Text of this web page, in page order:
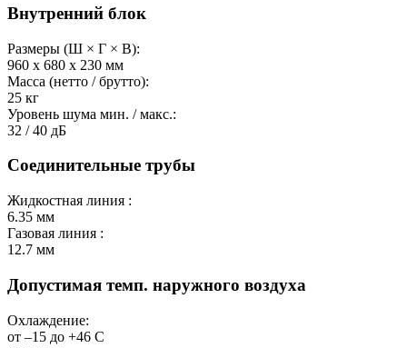
Внутренний блок
Размеры (Ш × Г × В):
960 х 680 х 230 мм
Масса (нетто / брутто):
25 кг
Уровень шума мин. / макс.:
32 / 40 дБ
Соединительные трубы
Жидкостная линия :
6.35 мм
Газовая линия :
12.7 мм
Допустимая темп. наружного воздуха
Охлаждение:
от –15 до +46 С